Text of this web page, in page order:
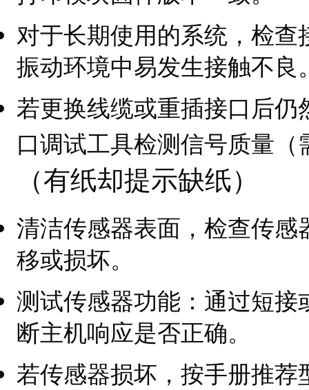
对于长期使用的系统，检
振动环境中易发生接触不良
若更换线缆或重插接口后
口调试工具检测信号质量
（有纸却提示缺纸）
清洁传感器表面，检查传
移或损坏。
测试传感器功能：通过短
断主机响应是否正确。
若传感器损坏，按手册推